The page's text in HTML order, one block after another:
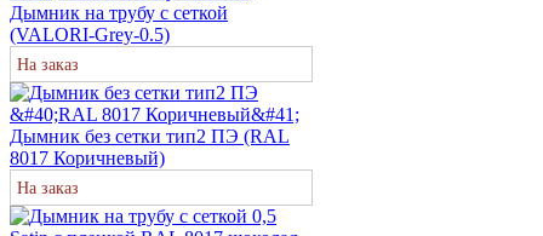
Дымник на трубу с сеткой
(VALORI-Grey-0.5)
На заказ
Дымник без сетки тип2 ПЭ (RAL
8017 Коричневый)
На заказ